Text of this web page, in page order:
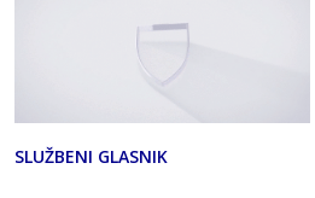
SLUŽBENI GLASNIK